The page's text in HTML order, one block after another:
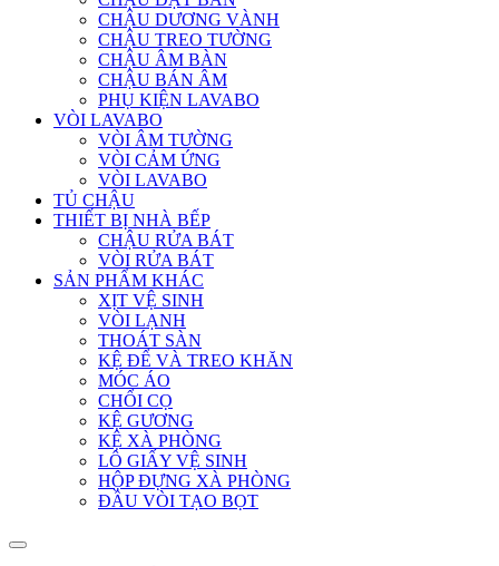
CHẬU DƯƠNG VÀNH
CHẬU TREO TƯỜNG
CHẬU ÂM BÀN
CHẬU BÁN ÂM
PHỤ KIỆN LAVABO
VÒI LAVABO
VÒI ÂM TƯỜNG
VÒI CẢM ỨNG
VÒI LAVABO
TỦ CHẬU
THIẾT BỊ NHÀ BẾP
CHẬU RỬA BÁT
VÒI RỬA BÁT
SẢN PHẨM KHÁC
XỊT VỆ SINH
VÒI LẠNH
THOÁT SÀN
KỆ ĐỂ VÀ TREO KHĂN
MÓC ÁO
CHỔI CỌ
KỆ GƯƠNG
KỆ XÀ PHÒNG
LÔ GIẤY VỆ SINH
HỘP ĐỰNG XÀ PHÒNG
ĐẦU VÒI TẠO BỌT